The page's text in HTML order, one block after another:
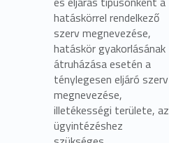
hatáskörrel rendelkező
szerv megnevezése,
hatáskör gyakorlásának
átruházása esetén a
ténylegesen eljáró szerv
megnevezése,
illetékességi területe, az
ügyintézéshez